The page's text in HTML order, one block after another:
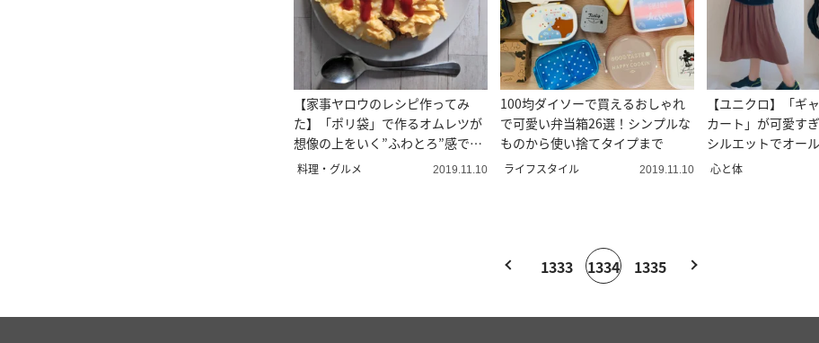
【家事ヤロウのレシピ作ってみ
た】「ポリ袋」で作るオムレツが
想像の上をいく”ふわとろ”感で衝
撃だった件
料理・グルメ 2019.11.10
100均ダイソーで買えるおしゃれ
で可愛い弁当箱26選！シンプルな
ものから使い捨てタイプまで
ライフスタイル 2019.11.10
【ユニクロ】「ギ
カート」が可愛す
シルエットでオー
る！
心と体
1333 1334 1335